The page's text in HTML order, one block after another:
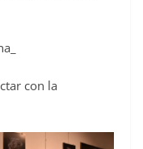
con la